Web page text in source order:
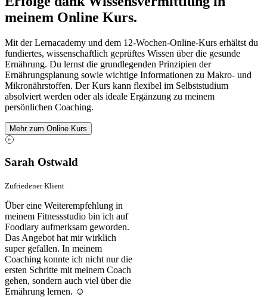
meinem Online Kurs.
Mit der Lernacademy und dem 12-Wochen-Online-Kurs erhältst du
fundiertes, wissenschaftlich geprüftes Wissen über die gesunde
Ernährung. Du lernst die grundlegenden Prinzipien der
Ernährungsplanung sowie wichtige Informationen zu Makro- und
Mikronährstoffen. Der Kurs kann flexibel im Selbststudium
absolviert werden oder als ideale Ergänzung zu meinem
persönlichen Coaching.
Mehr zum Online Kurs
Sarah Ostwald
Zufriedener Klient
Über eine Weiterempfehlung in
meinem Fitnessstudio bin ich auf
Foodiary aufmerksam geworden.
Das Angebot hat mir wirklich
super gefallen. In meinem
Coaching konnte ich nicht nur die
ersten Schritte mit meinem Coach
gehen, sondern auch viel über die
Ernährung lernen. ☺️